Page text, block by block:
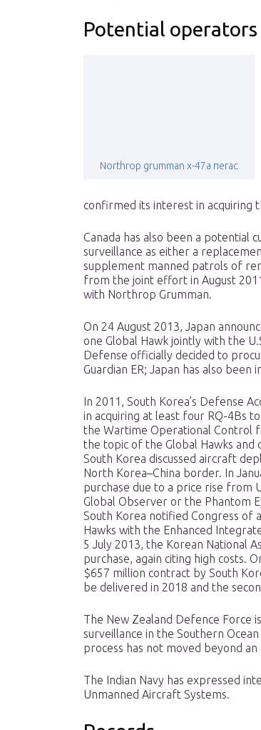
Potential operators
Northrop grumman x-47a пегас
confirmed its interest in acquiring
Canada has also been a potential
surveillance as either a
supplement manned patrols of
from the joint effort in August
with Northrop Grumman.
On 24 August 2013, Japan
one Global Hawk jointly with the
Defense officially decided to
Guardian ER; Japan has also
In 2011, South Korea’s Defense
in acquiring at least four RQ-4Bs
the Wartime Operational Control
the topic of the Global Hawks and
South Korea discussed aircraft
North Korea–China border. In
purchase due to a price rise from
Global Observer or the Phantom
South Korea notified Congress of
Hawks with the Enhanced
5 July 2013, the Korean National
purchase, again citing high costs.
$657 million contract by South
be delivered in 2018 and the
The New Zealand Defence Force
surveillance in the Southern
process has not moved beyond
The Indian Navy has expressed
Unmanned Aircraft Systems.